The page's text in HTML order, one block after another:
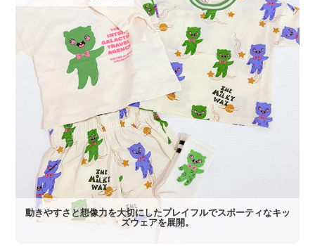
動きやすさと想像力を大切にしたプレイフルでスポーティなキッ
ズウェアを展開。